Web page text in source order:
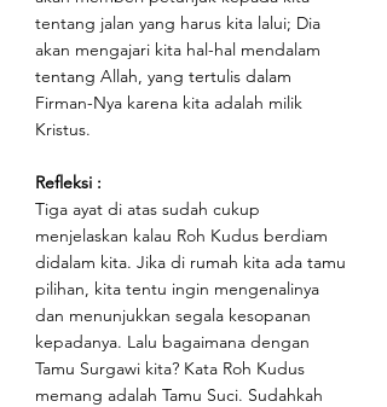
tentang jalan yang harus kita lalui; Dia
akan mengajari kita hal-hal mendalam
tentang Allah, yang tertulis dalam
Firman-Nya karena kita adalah milik
Kristus.
Refleksi :
Tiga ayat di atas sudah cukup
menjelaskan kalau Roh Kudus berdiam
didalam kita. Jika di rumah kita ada tamu
pilihan, kita tentu ingin mengenalinya
dan menunjukkan segala kesopanan
kepadanya. Lalu bagaimana dengan
Tamu Surgawi kita? Kata Roh Kudus
memang adalah Tamu Suci. Sudahkah